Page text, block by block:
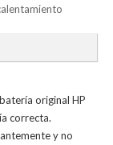
original HP
correcta.
y no